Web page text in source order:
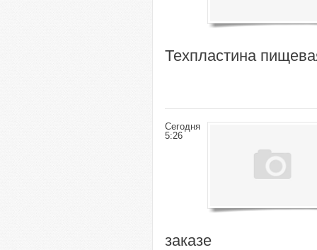
Техпластина
Сегодня
5:26
заказе